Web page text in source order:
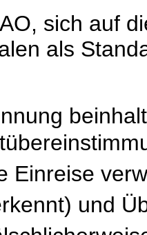
sich auf
als
Einreise
und